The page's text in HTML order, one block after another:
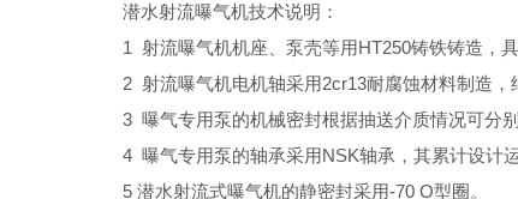
潜水射流曝气机技术说明：
1 射流曝气机机座、泵壳等用HT250铸铁铸造，
2 射流曝气机电机轴采用2cr13耐腐蚀材料制造，
3 曝气专用泵的机械密封根据抽送介质情况可分
4 曝气专用泵的轴承采用NSK轴承，其累计设计
5 潜水射流式曝气机的静密封采用-70 O型圈。